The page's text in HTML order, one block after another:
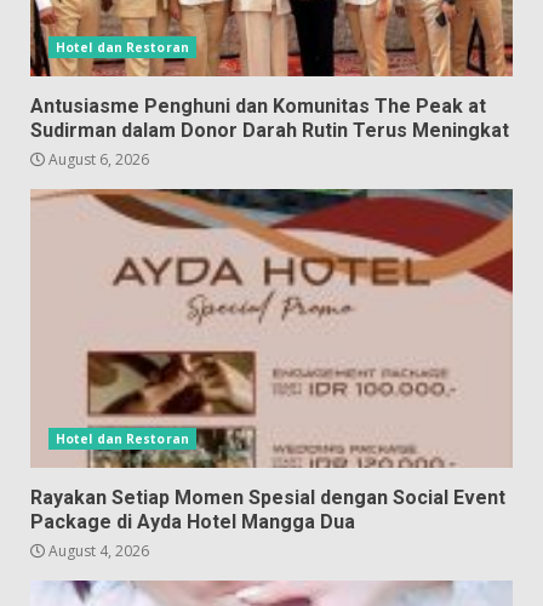
Hotel dan Restoran
Antusiasme Penghuni dan Komunitas The Peak at
Sudirman dalam Donor Darah Rutin Terus Meningkat
August 6, 2026
Hotel dan Restoran
Rayakan Setiap Momen Spesial dengan Social Event
Package di Ayda Hotel Mangga Dua
August 4, 2026